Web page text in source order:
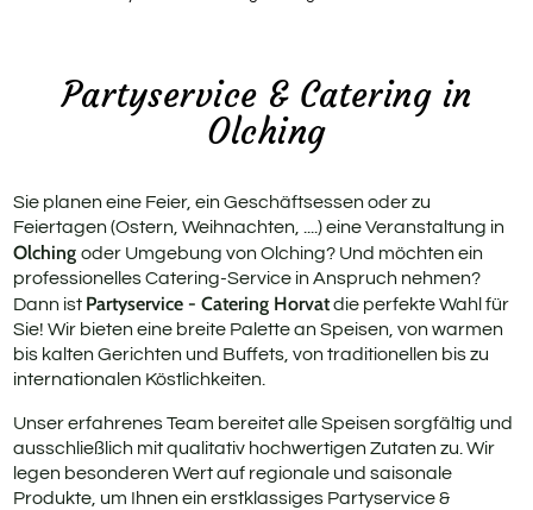
Partyservice & Catering in
Olching
Sie planen eine Feier, ein Geschäftsessen oder zu
Feiertagen (Ostern, Weihnachten, ....) eine Veranstaltung in
Olchingoder Umgebung von Olching? Und möchten ein
professionelles Catering-Service in Anspruch nehmen?
Dann ist Partyservice - Catering Horvatdie perfekte Wahl für
Sie! Wir bieten eine breite Palette an Speisen, von warmen
bis kalten Gerichten und Buffets, von traditionellen bis zu
internationalen Köstlichkeiten.
Unser erfahrenes Team bereitet alle Speisen sorgfältig und
ausschließlich mit qualitativ hochwertigen Zutaten zu. Wir
legen besonderen Wert auf regionale und saisonale
Produkte, um Ihnen ein erstklassiges Partyservice &